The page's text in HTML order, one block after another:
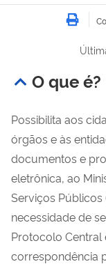
O que é?
Possibilita aos
órgãos e às
documentos e
eletrônica, ao
Serviços Públicos
necessidade de
Protocolo Central
correspondência